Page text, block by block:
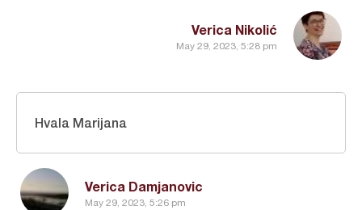
Verica Nikolić
May 29, 2023, 5:28 pm
Verica Damjanovic
May 29, 2023, 5:26 pm
Hvala Marijana